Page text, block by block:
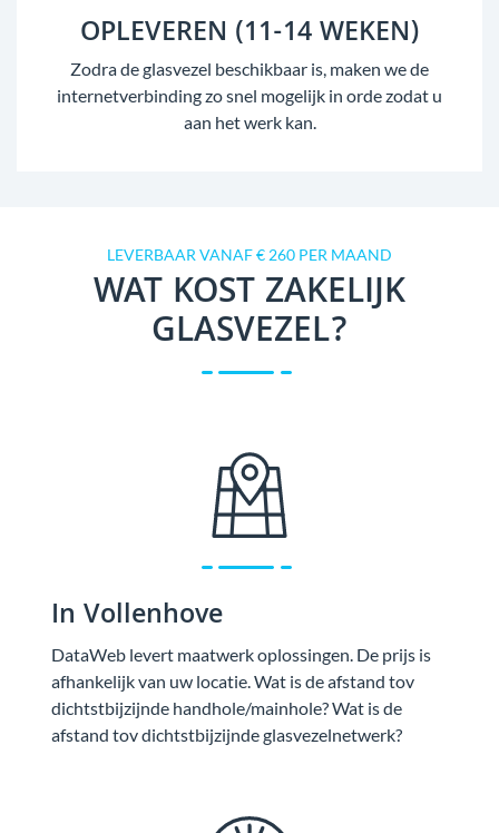
OPLEVEREN (11-14 WEKEN)
Zodra de glasvezel beschikbaar is, maken we de
internetverbinding zo snel mogelijk in orde zodat u
aan het werk kan.
LEVERBAAR VANAF € 260 PER MAAND
WAT KOST ZAKELIJK
GLASVEZEL?
In Vollenhove
DataWeb levert maatwerk oplossingen. De prijs is
afhankelijk van uw locatie. Wat is de afstand tov
dichtstbijzijnde handhole/mainhole? Wat is de
afstand tov dichtstbijzijnde glasvezelnetwerk?